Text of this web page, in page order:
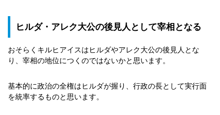
ヒルダ・アレク大公の後見人として宰相となる
おそらくキルヒアイスはヒルダやアレク大公の後見人とな
り、宰相の地位につくのではないかと思います。
基本的に政治の全権はヒルダが握り、行政の長として実行面
を統率するものと思います。